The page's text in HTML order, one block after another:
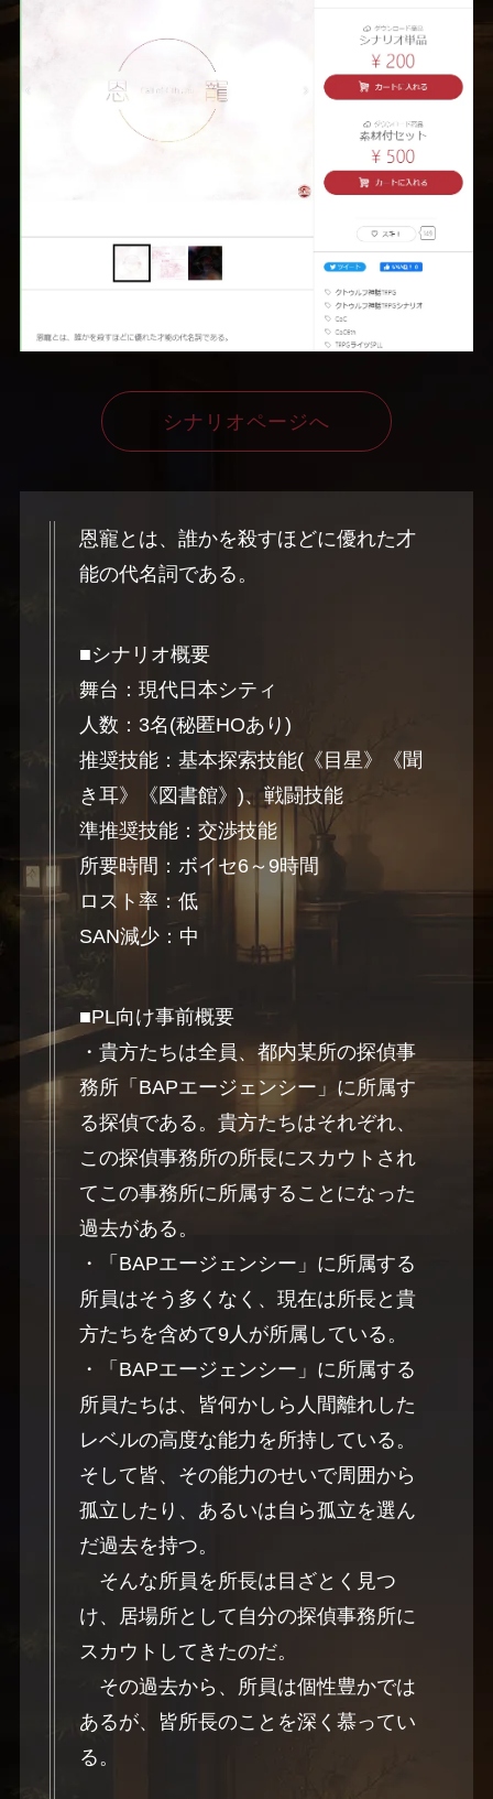
シナリオページへ
恩寵とは、誰かを殺すほどに優れた才
能の代名詞である。
■シナリオ概要
舞台：現代日本シティ
人数：3名(秘匿HOあり)
推奨技能：基本探索技能(《目星》《聞
き耳》《図書館》)、戦闘技能
準推奨技能：交渉技能
所要時間：ボイセ6～9時間
ロスト率：低
SAN減少：中
■PL向け事前概要
・貴方たちは全員、都内某所の探偵事
務所「BAPエージェンシー」に所属す
る探偵である。貴方たちはそれぞれ、
この探偵事務所の所長にスカウトされ
てこの事務所に所属することになった
過去がある。
・「BAPエージェンシー」に所属する
所員はそう多くなく、現在は所長と貴
方たちを含めて9人が所属している。
・「BAPエージェンシー」に所属する
所員たちは、皆何かしら人間離れした
レベルの高度な能力を所持している。
そして皆、その能力のせいで周囲から
孤立したり、あるいは自ら孤立を選ん
だ過去を持つ。
そんな所員を所長は目ざとく見つ
け、居場所として自分の探偵事務所に
スカウトしてきたのだ。
その過去から、所員は個性豊かでは
あるが、皆所長のことを深く慕ってい
る。